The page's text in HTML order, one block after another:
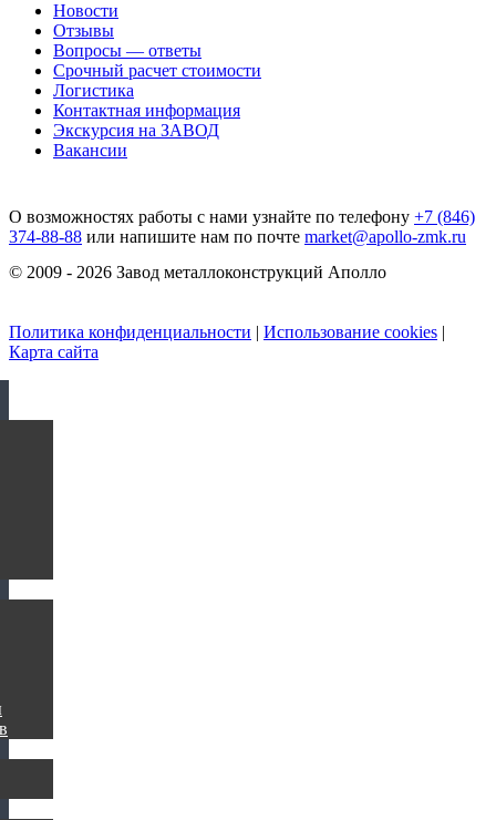
Новости
Отзывы
Вопросы — ответы
Срочный расчет стоимости
Логистика
Контактная информация
Экскурсия на ЗАВОД
Вакансии
О возможностях работы с нами узнайте по телефону +7 (846)
374-88-88 или напишите нам по почте market@apollo-zmk.ru
© 2009 - 2026 Завод металлоконструкций Аполло
Политика конфиденциальности Использование cookies
Карта сайта